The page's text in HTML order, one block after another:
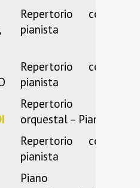
Repertorio con
pianista
Repertorio con
pianista
Repertorio
orquestal – Piano
Repertorio con
pianista
Piano